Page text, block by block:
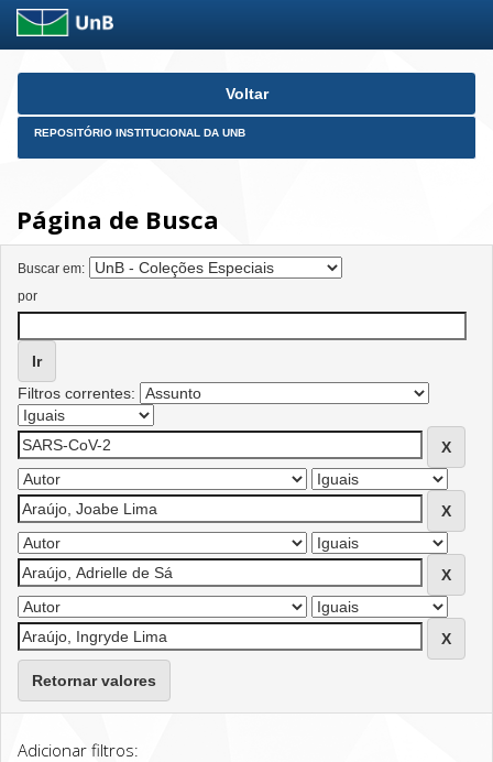
Skip
Voltar
REPOSITÓRIO INSTITUCIONAL DA UNB
Página de Busca
Buscar em:
por
Filtros correntes:
Retornar valores
Adicionar filtros: